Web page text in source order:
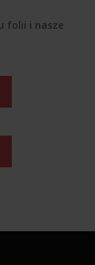
folii i nasze